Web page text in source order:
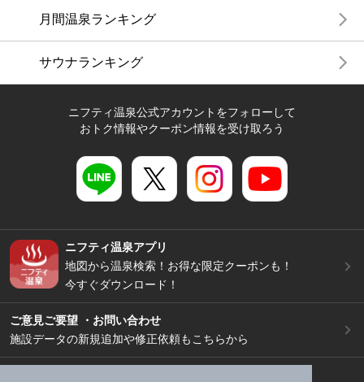
月間温泉ランキング
サウナランキング
ニフティ温泉公式アカウントをフォローして
おトク情報やクーポン情報を受け取ろう
ニフティ温泉アプリ
地図から温泉検索！お得な限定クーポンも！
今すぐダウンロード！
ご意見ご要望 ・お問い合わせ
施設データの新規追加や修正依頼もこちらから